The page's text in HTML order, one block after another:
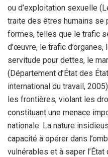
ou d’exploitation sexuelle
traite des êtres humains se
formes, telles que le trafic
d’œuvre, le trafic
servitude pour dettes, le
(Département d’État des
international du travail,
les frontières, violant les
constituant une menace
nationale. La nature
capacité à opérer dans
vulnérables et à saper